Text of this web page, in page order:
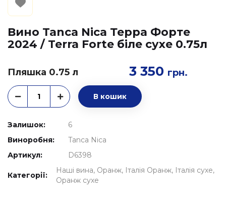
Вино Tanca Nica Терра Форте
2024 / Terra Forte біле сухе 0.75л
Пляшка 0.75 л 3 350 грн.
В кошик
Залишок:
6
Виноробня:
Tanca Nica
Артикул:
D6398
Категорії:
Наші вина Оранж Італія Оранж Італія сухе
Оранж сухе